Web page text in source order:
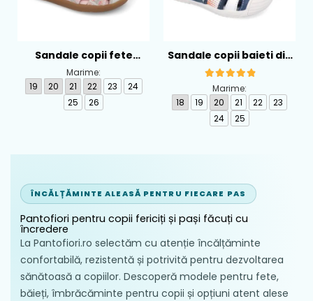
Sandale copii fete
calapod lat din textil
Biomecanics, Roz -
262193-A103
Marime:
19
20 21 22 23
24
25
26
Sandale copii baieti din
piele Biomecanics,
Albastru - 262124-A556
Marime:
18
19 20 21 22
23
24
25
ÎNCĂLȚĂMINTE ALEASĂ PENTRU FIECARE PAS
Pantofiori pentru copii fericiți și pași făcuți cu
încredere
La Pantofiori.ro selectăm cu atenție încălțăminte
confortabilă, rezistentă și potrivită pentru dezvoltarea
sănătoasă a copiilor. Descoperă modele pentru fete,
băieți, îmbrăcăminte pentru copii și opțiuni atent alese